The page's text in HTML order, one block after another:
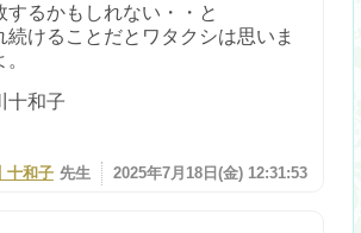
するかもしれない・・と
続けることだとワタクシは思いま
十和子
十和子 先生 2025年7月18日(金) 12:31:53